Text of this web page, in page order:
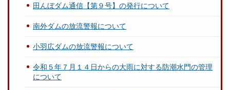
田んぼダム通信【第９号】の発行について
南外ダムの放流警報について
小羽広ダムの放流警報について
令和５年７月１４日からの大雨に対する防潮水門の管理
について